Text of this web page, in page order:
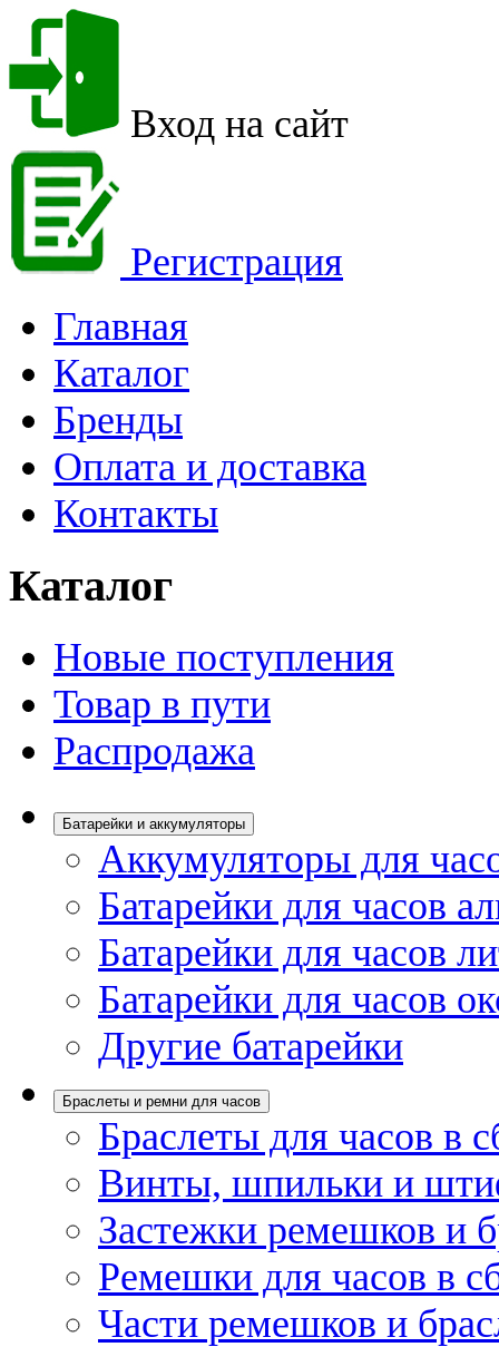
Вход на сайт
Регистрация
Главная
Каталог
Бренды
Оплата и доставка
Контакты
Каталог
Новые поступления
Товар в пути
Распродажа
Батарейки и аккумуляторы
Аккумуляторы для
Батарейки для часов
Батарейки для часов
Батарейки для часов
Другие батарейки
Браслеты и ремни для часов
Браслеты для часов в
Винты, шпильки и
Застежки ремешков и
Ремешки для часов в
Части ремешков и